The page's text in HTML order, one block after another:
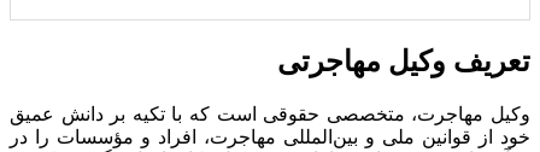
تعریف وکیل مهاجرتی
وکیل مهاجرت، متخصصی حقوقی است که با تکیه بر دانش عمیق
خود از قوانین ملی و بین‌المللی مهاجرت، افراد و مؤسسات را در